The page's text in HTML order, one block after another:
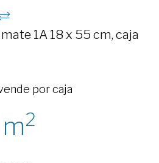
1A 18 x 55 cm, caja
por caja
m2